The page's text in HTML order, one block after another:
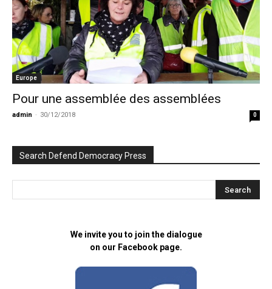
Europe
Pour une assemblée des assemblées
admin - 30/12/2018 0
Search Defend Democracy Press
We invite you to join the dialogue
on our Facebook page.